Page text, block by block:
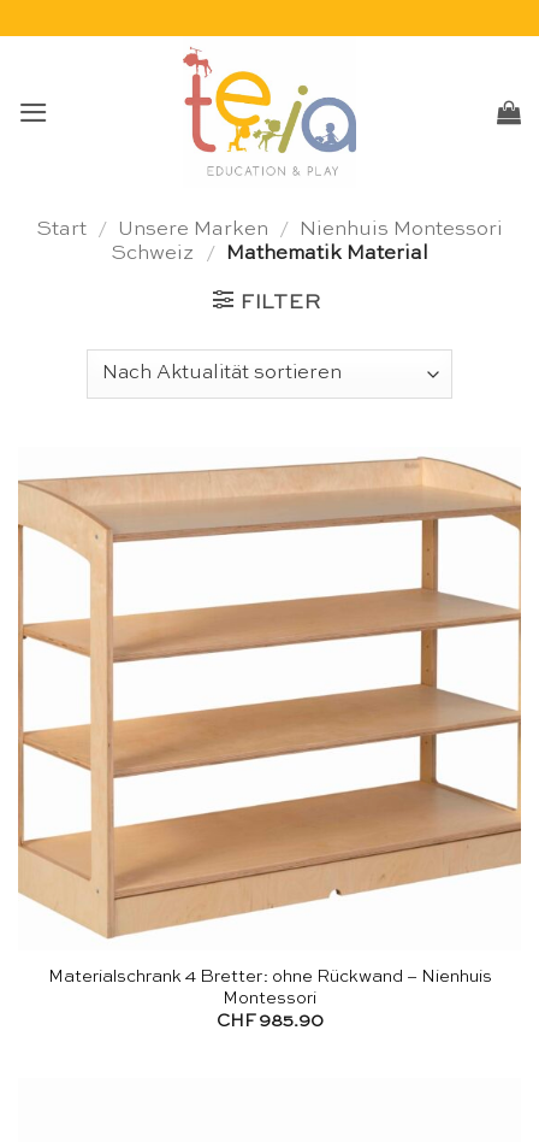
Start / Unsere Marken /
Nienhuis Montessori
Schweiz
/ Mathematik Material
FILTER
Materialschrank 4 Bretter: ohne Rückwand – Nienhuis
Montessori
CHF 985.90